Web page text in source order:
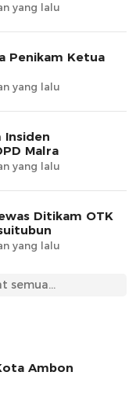
yang lalu
Penikam Ketua
yang lalu
Insiden
Malra
yang lalu
Ditikam OTK
yang lalu
semua...
Ambon